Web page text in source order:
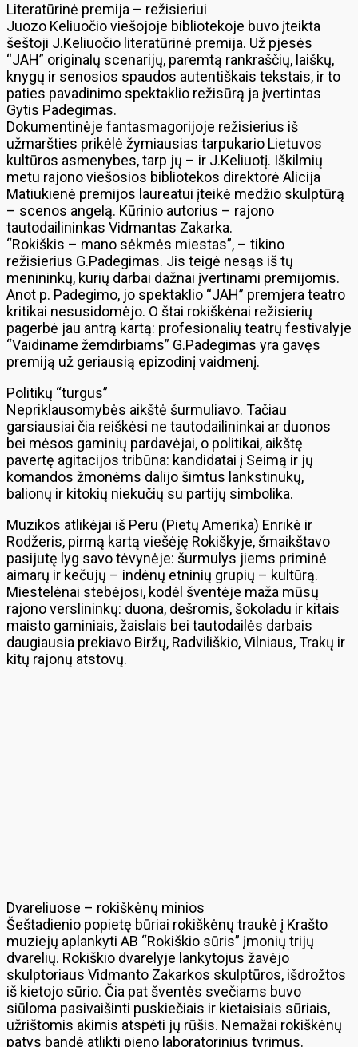
Literatūrinė premija – režisieriui
Juozo Keliuočio viešojoje bibliotekoje buvo įteikta
šeštoji J.Keliuočio literatūrinė premija. Už pjesės
“JAH” originalų scenarijų, paremtą rankraščių, laiškų,
knygų ir senosios spaudos autentiškais tekstais, ir to
paties pavadinimo spektaklio režisūrą ja įvertintas
Gytis Padegimas.
Dokumentinėje fantasmagorijoje režisierius iš
užmaršties prikėlė žymiausias tarpukario Lietuvos
kultūros asmenybes, tarp jų – ir J.Keliuotį. Iškilmių
metu rajono viešosios bibliotekos direktorė Alicija
Matiukienė premijos laureatui įteikė medžio skulptūrą
– scenos angelą. Kūrinio autorius – rajono
tautodailininkas Vidmantas Zakarka.
“Rokiškis – mano sėkmės miestas”, – tikino
režisierius G.Padegimas. Jis teigė nesąs iš tų
menininkų, kurių darbai dažnai įvertinami premijomis.
Anot p. Padegimo, jo spektaklio “JAH” premjera teatro
kritikai nesusidomėjo. O štai rokiškėnai režisierių
pagerbė jau antrą kartą: profesionalių teatrų festivalyje
“Vaidiname žemdirbiams” G.Padegimas yra gavęs
premiją už geriausią epizodinį vaidmenį.
Politikų “turgus”
Nepriklausomybės aikštė šurmuliavo. Tačiau
garsiausiai čia reiškėsi ne tautodailininkai ar duonos
bei mėsos gaminių pardavėjai, o politikai, aikštę
pavertę agitacijos tribūna: kandidatai į Seimą ir jų
komandos žmonėms dalijo šimtus lankstinukų,
balionų ir kitokių niekučių su partijų simbolika.
Muzikos atlikėjai iš Peru (Pietų Amerika) Enrikė ir
Rodžeris, pirmą kartą viešėję Rokiškyje, šmaikštavo
pasijutę lyg savo tėvynėje: šurmulys jiems priminė
aimarų ir kečujų – indėnų etninių grupių – kultūrą.
Miestelėnai stebėjosi, kodėl šventėje maža mūsų
rajono verslininkų: duona, dešromis, šokoladu ir kitais
maisto gaminiais, žaislais bei tautodailės darbais
daugiausia prekiavo Biržų, Radviliškio, Vilniaus, Trakų ir
kitų rajonų atstovų.
Dvareliuose – rokiškėnų minios
Šeštadienio popietę būriai rokiškėnų traukė į Krašto
muziejų aplankyti AB “Rokiškio sūris” įmonių trijų
dvarelių. Rokiškio dvarelyje lankytojus žavėjo
skulptoriaus Vidmanto Zakarkos skulptūros, išdrožtos
iš kietojo sūrio. Čia pat šventės svečiams buvo
siūloma pasivaišinti puskiečiais ir kietaisiais sūriais,
užrištomis akimis atspėti jų rūšis. Nemažai rokiškėnų
patys bandė atlikti pieno laboratorinius tyrimus.